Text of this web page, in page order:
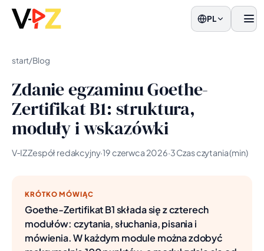
PL
start/Blog
Zdanie egzaminu Goethe-
Zertifikat B1: struktura,
moduły i wskazówki
V‑IZ Zespół redakcyjny·19 czerwca 2026·3 Czas czytania (min)
KRÓTKO MÓWIĄC
Goethe-Zertifikat B1 składa się z czterech
modułów: czytania, słuchania, pisania i
mówienia. W każdym module można zdobyć